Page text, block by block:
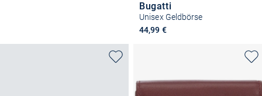
Bugatti
Unisex Geldbörse
44,99 €